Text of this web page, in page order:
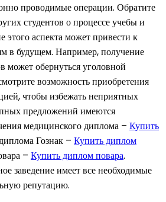
проводимые операции. Обратите
студентов о процессе учебы и
аспекта может привести к
в будущем. Например, получение
может обернуться уголовной
возможность приобретения
чтобы избежать неприятных
предложений имеются
медицинского диплома – Купить
Гознак – Купить диплом
– Купить диплом повара.
заведение имеет все необходимые
репутацию.